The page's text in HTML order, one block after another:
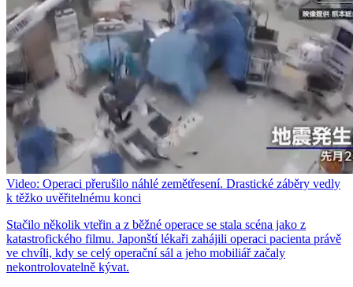
Video: Operaci přerušilo náhlé zemětřesení. Drastické záběry vedly
k těžko uvěřitelnému konci
Stačilo několik vteřin a z běžné operace se stala scéna jako z
katastrofického filmu. Japonští lékaři zahájili operaci pacienta právě
ve chvíli, kdy se celý operační sál a jeho mobiliář začaly
nekontrolovatelně kývat.